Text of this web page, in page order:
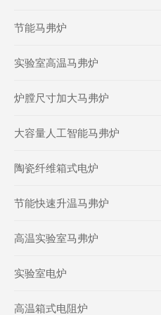
节能马弗炉
实验室高温马弗炉
炉膛尺寸加大马弗炉
大容量人工智能马弗炉
陶瓷纤维箱式电炉
节能快速升温马弗炉
高温实验室马弗炉
实验室电炉
高温箱式电阻炉